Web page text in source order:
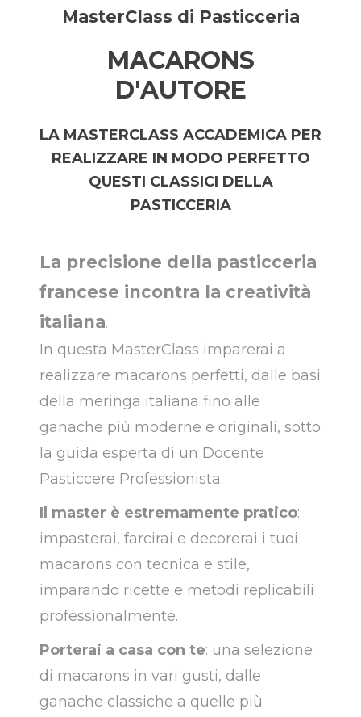
MasterClass di Pasticceria
MACARONS
D'AUTORE
LA MASTERCLASS ACCADEMICA PER
REALIZZARE IN MODO PERFETTO
QUESTI CLASSICI DELLA
PASTICCERIA
La precisione della pasticceria
francese incontra la creatività
italiana.
In questa MasterClass imparerai a
realizzare macarons perfetti, dalle basi
della meringa italiana fino alle
ganache più moderne e originali, sotto
la guida esperta di un Docente
Pasticcere Professionista.
Il master è estremamente pratico:
impasterai, farcirai e decorerai i tuoi
macarons con tecnica e stile,
imparando ricette e metodi replicabili
professionalmente.
Porterai a casa con te: una selezione
di macarons in vari gusti, dalle
ganache classiche a quelle più